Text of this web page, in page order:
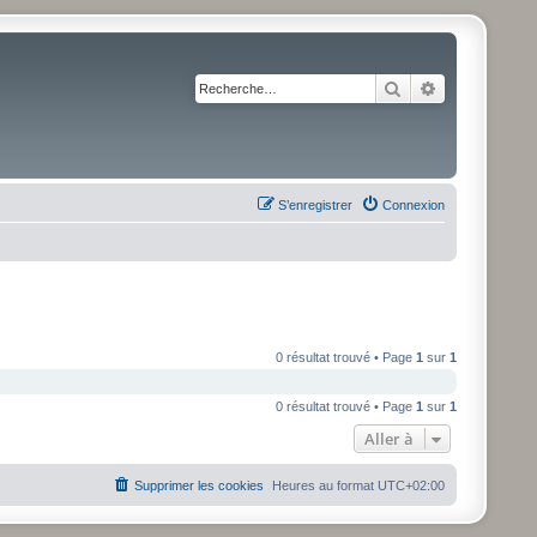
Rechercher
Connexion
S’enregistrer
0 résultat trouvé • Page 1 sur 1
0 résultat trouvé • Page 1 sur 1
Aller à
Heures au format UTC+02:00
Supprimer les cookies